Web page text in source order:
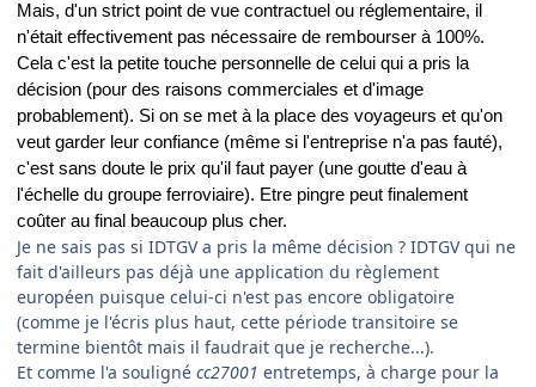
Mais, d'un strict point de vue contractuel ou réglementaire, il
n'était effectivement pas nécessaire de rembourser à 100%.
Cela c'est la petite touche personnelle de celui qui a pris la
décision (pour des raisons commerciales et d'image
probablement). Si on se met à la place des voyageurs et qu'on
veut garder leur confiance (même si l'entreprise n'a pas fauté),
c'est sans doute le prix qu'il faut payer (une goutte d'eau à
l'échelle du groupe ferroviaire). Etre pingre peut finalement
coûter au final beaucoup plus cher.
Je ne sais pas si IDTGV a pris la même décision ? IDTGV qui ne
fait d'ailleurs pas déjà une application du règlement
européen puisque celui-ci n'est pas encore obligatoire
(comme je l'écris plus haut, cette période transitoire se
termine bientôt mais il faudrait que je recherche...).
Et comme l'a souligné cc27001 entretemps, à charge pour la